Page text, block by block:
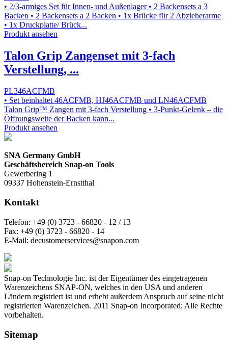
• 2/3-armiges Set für Innen- und Außenlager • 2 Backensets a 3
Backen • 2 Backensets a 2 Backen • 1x Brücke für 2 Abzieherarme
• 1x Druckplatte/ Brück...
Produkt ansehen
Talon Grip Zangenset mit 3-fach
Verstellung, ...
PL346ACFMB
• Set beinhaltet 46ACFMB, HJ46ACFMB und LN46ACFMB
Talon Grip™ Zangen mit 3-fach Verstellung • 3-Punkt-Gelenk – die
Öffnungsweite der Backen kann...
Produkt ansehen
SNA Germany GmbH
Geschäftsbereich Snap-on Tools
Gewerbering 1
09337 Hohenstein-Ernstthal
Kontakt
Telefon: +49 (0) 3723 - 66820 - 12 / 13
Fax: +49 (0) 3723 - 66820 - 14
E-Mail: decustomerservices@snapon.com
Snap-on Technologie Inc. ist der Eigentümer des eingetragenen
Warenzeichens SNAP-ON, welches in den USA und anderen
Ländern registriert ist und erhebt außerdem Anspruch auf seine nicht
registrierten Warenzeichen. 2011 Snap-on Incorporated; Alle Rechte
vorbehalten.
Sitemap